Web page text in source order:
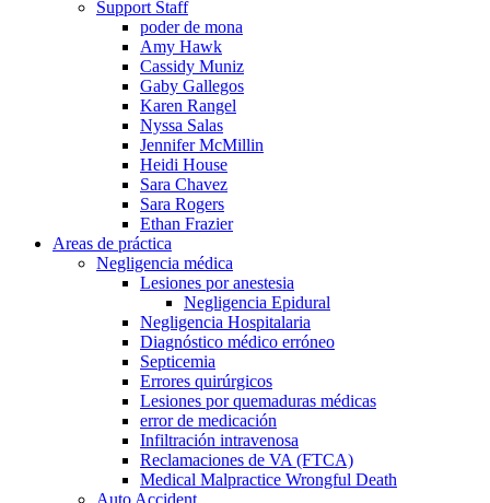
Support Staff
poder de mona
Amy Hawk
Cassidy Muniz
Gaby Gallegos
Karen Rangel
Nyssa Salas
Jennifer McMillin
Heidi House
Sara Chavez
Sara Rogers
Ethan Frazier
Areas de práctica
Negligencia médica
Lesiones por anestesia
Negligencia Epidural
Negligencia Hospitalaria
Diagnóstico médico erróneo
Septicemia
Errores quirúrgicos
Lesiones por quemaduras médicas
error de medicación
Infiltración intravenosa
Reclamaciones de VA (FTCA)
Medical Malpractice Wrongful Death
Auto Accident